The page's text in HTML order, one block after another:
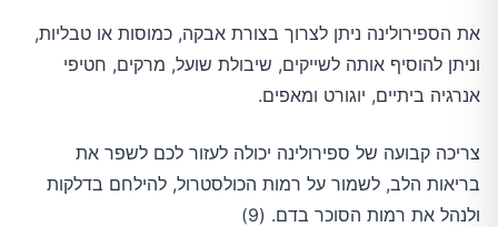
את הספירולינה ניתן לצרוך בצורת אבקה, כמוסות או טבליות,
וניתן להוסיף אותה לשייקים, שיבולת שועל, מרקים, חטיפי
אנרגיה ביתיים, יוגורט ומאפים.
צריכה קבועה של ספירולינה יכולה לעזור לכם לשפר את
בריאות הלב, לשמור על רמות הכולסטרול, להילחם בדלקות
ולנהל את רמות הסוכר בדם. (9)